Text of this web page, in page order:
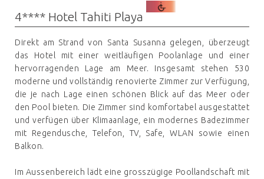
4**** Hotel Tahiti Playa
Direkt am Strand von Santa Susanna gelegen, überzeugt
das Hotel mit einer weitläufigen Poolanlage und einer
hervorragenden Lage am Meer. Insgesamt stehen 530
moderne und vollständig renovierte Zimmer zur Verfügung,
die je nach Lage einen schönen Blick auf das Meer oder
den Pool bieten. Die Zimmer sind komfortabel ausgestattet
und verfügen über Klimaanlage, ein modernes Badezimmer
mit Regendusche, Telefon, TV, Safe, WLAN sowie einen
Balkon.
Im Aussenbereich lädt eine grosszügige Poollandschaft mit